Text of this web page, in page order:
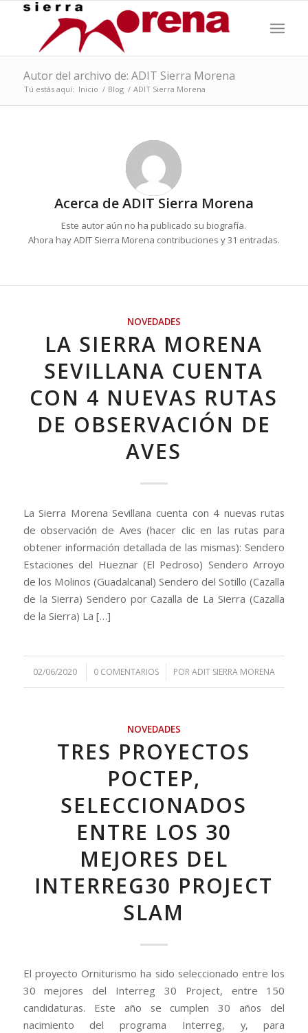
Autor del archivo de: ADIT Sierra Morena
Tú estás aquí: Inicio / Blog / ADIT Sierra Morena
Acerca deADIT Sierra Morena
Este autor aún no ha publicado su biografía.
Ahora hayADIT Sierra Morena contribuciones y 31 entradas.
NOVEDADES
LA SIERRA MORENA
SEVILLANA CUENTA
CON 4 NUEVAS RUTAS
DE OBSERVACIÓN DE
AVES
La Sierra Morena Sevillana cuenta con 4 nuevas rutas
de observación de Aves (hacer clic en las rutas para
obtener información detallada de las mismas): Sendero
Estaciones del Hueznar (El Pedroso) Sendero Arroyo
de los Molinos (Guadalcanal) Sendero del Sotillo (Cazalla
de la Sierra) Sendero por Cazalla de La Sierra (Cazalla
de la Sierra) La […]
02/06/2020
/ 0 COMENTARIOS
/ PORADIT SIERRA MORENA
NOVEDADES
TRES PROYECTOS
POCTEP,
SELECCIONADOS
ENTRE LOS 30
MEJORES DEL
INTERREG30 PROJECT
SLAM
El proyecto Orniturismo ha sido seleccionado entre los
30 mejores del Interreg 30 Project, entre 150
candidaturas. Este año se cumplen 30 años del
nacimiento del programa Interreg, y, para